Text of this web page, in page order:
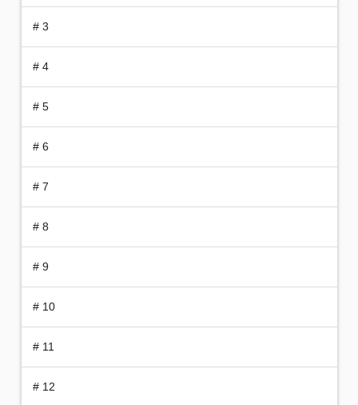
# 3
# 4
# 5
# 6
# 7
# 8
# 9
# 10
# 11
# 12